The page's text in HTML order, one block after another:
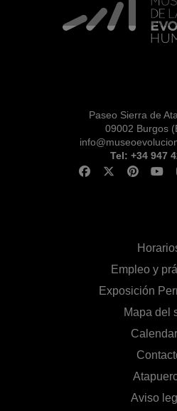
Paseo Sierra de
09002 Burgos
Tel: +34 947
Empleo y
Exposición
Mapa del
Aviso